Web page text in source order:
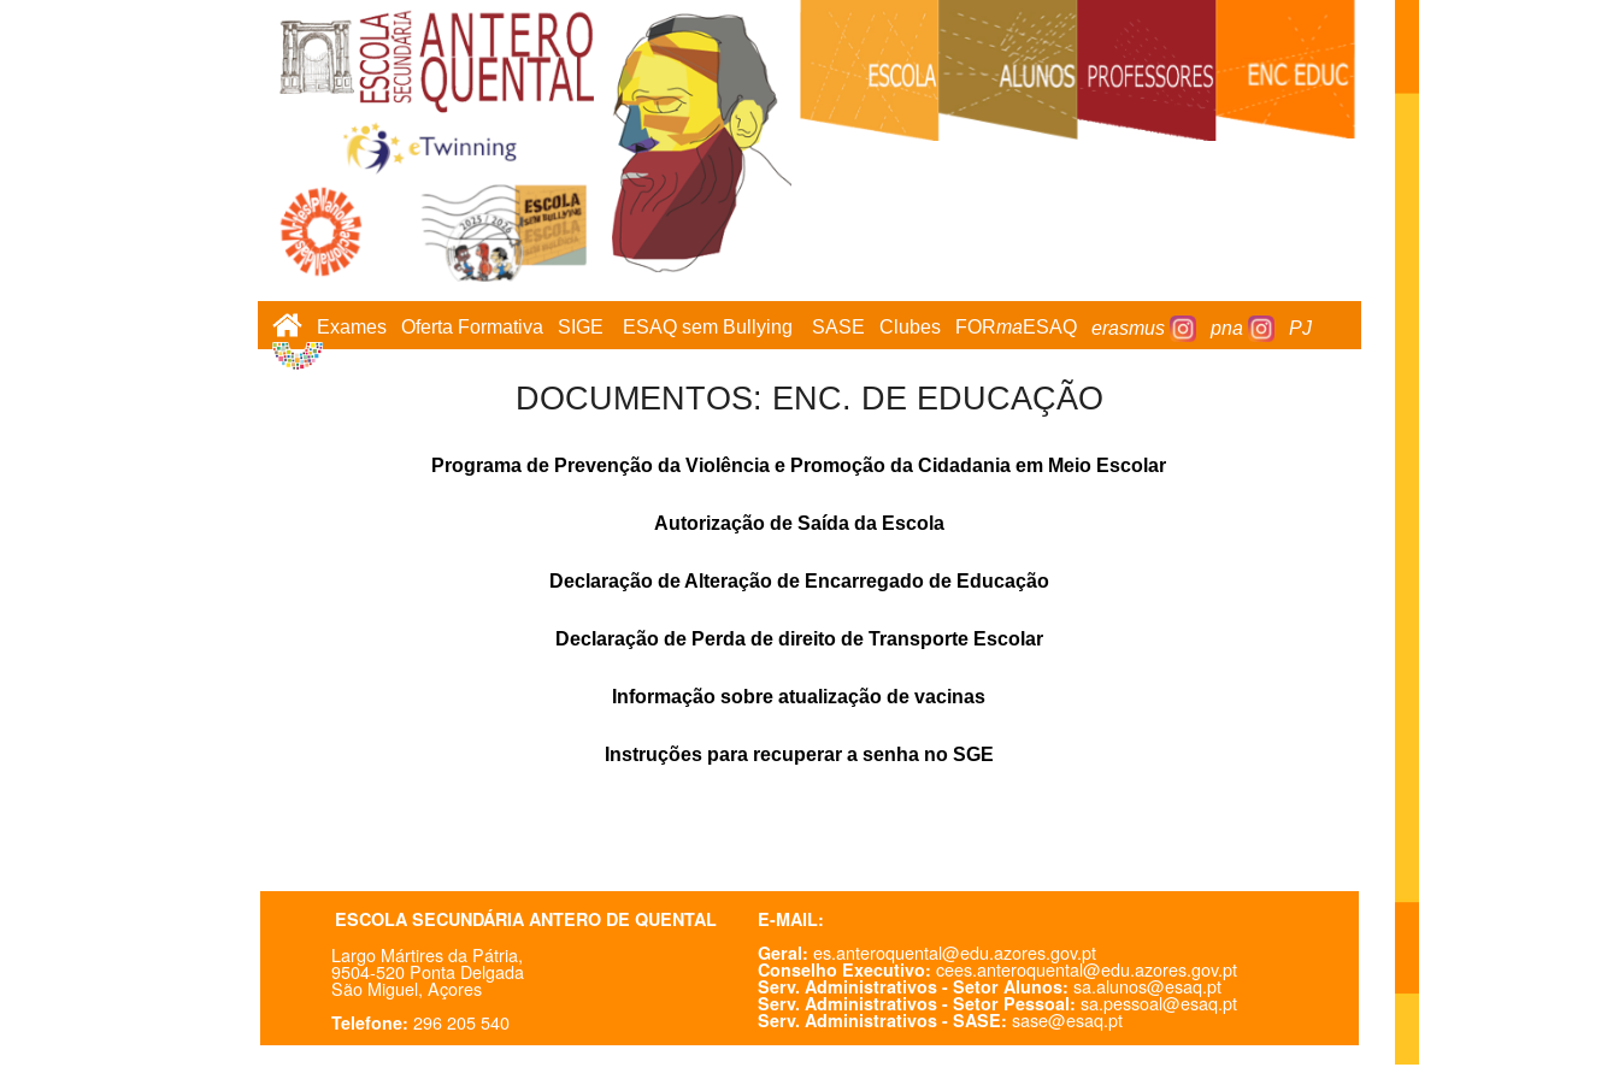
Exames Oferta Formativa SIGE ESAQ sem Bullying SASE Clubes FORmaESAQ erasmus pna PJ
DOCUMENTOS: ENC. DE EDUCAÇÃO
Programa de Prevenção da Violência e Promoção da Cidadania em Meio Escolar
Autorização de Saída da Escola
Declaração de Alteração de Encarregado de Educação
Declaração de Perda de direito de Transporte Escolar
Informação sobre atualização de vacinas
Instruções para recuperar a senha no SGE
ESCOLA SECUNDÁRIA ANTERO DE QUENTAL
Largo Mártires da Pátria,
9504-520 Ponta Delgada
São Miguel, Açores
Telefone: 296 205 540
E-MAIL:
Geral: es.anteroquental@edu.azores.gov.pt
Conselho Executivo: cees.anteroquental@edu.azores.gov.pt
Serv. Administrativos - Setor Alunos: sa.alunos@esaq.pt
Serv. Administrativos - Setor Pessoal: sa.pessoal@esaq.pt
Serv. Administrativos - SASE: sase@esaq.pt